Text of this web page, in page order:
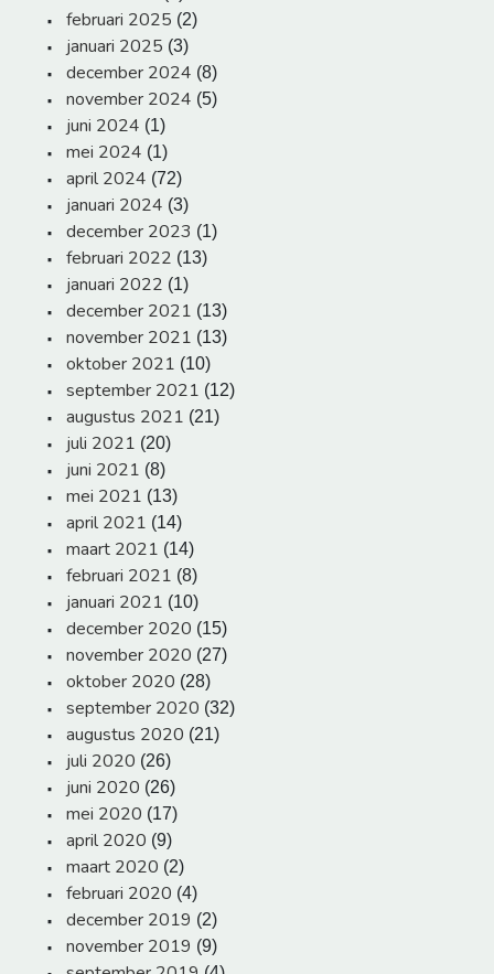
februari 2025 (2)
januari 2025 (3)
december 2024 (8)
november 2024 (5)
juni 2024 (1)
mei 2024 (1)
april 2024 (72)
januari 2024 (3)
december 2023 (1)
februari 2022 (13)
januari 2022 (1)
december 2021 (13)
november 2021 (13)
oktober 2021 (10)
september 2021 (12)
augustus 2021 (21)
juli 2021 (20)
juni 2021 (8)
mei 2021 (13)
april 2021 (14)
maart 2021 (14)
februari 2021 (8)
januari 2021 (10)
december 2020 (15)
november 2020 (27)
oktober 2020 (28)
september 2020 (32)
augustus 2020 (21)
juli 2020 (26)
juni 2020 (26)
mei 2020 (17)
april 2020 (9)
maart 2020 (2)
februari 2020 (4)
december 2019 (2)
november 2019 (9)